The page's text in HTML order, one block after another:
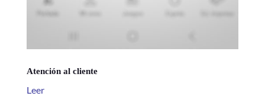
Atención al cliente
Leer